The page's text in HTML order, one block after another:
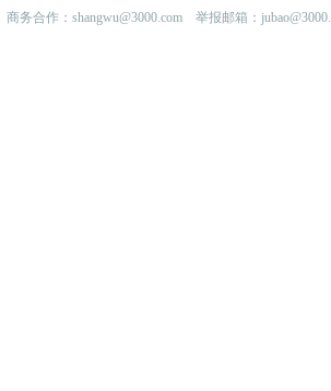
商务合作：shangwu@3000.com 举报邮箱：